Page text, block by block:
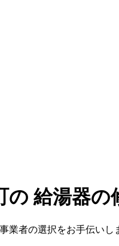
の 給湯器の
業者の選択をお手伝いし